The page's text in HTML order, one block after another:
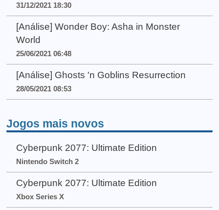
31/12/2021 18:30
[Análise] Wonder Boy: Asha in Monster
World
25/06/2021 06:48
[Análise] Ghosts 'n Goblins Resurrection
28/05/2021 08:53
Jogos mais novos
Cyberpunk 2077: Ultimate Edition
Nintendo Switch 2
Cyberpunk 2077: Ultimate Edition
Xbox Series X